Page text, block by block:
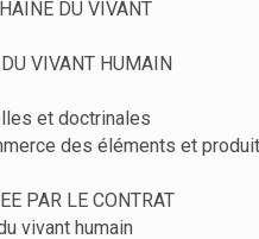
DU VIVANT
VIVANT HUMAIN
et doctrinales
des éléments et
PAR LE CONTRAT
vivant humain